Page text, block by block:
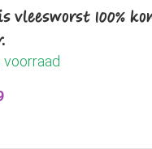
vleesworst 100%
voorraad